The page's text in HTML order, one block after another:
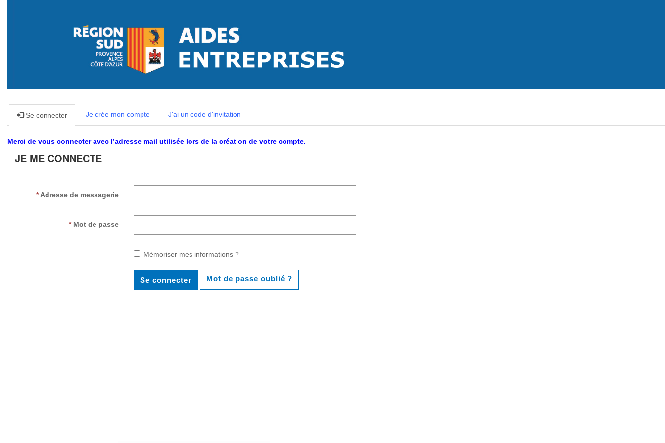
Se connecter Je crée mon compte J'ai un code d'invitation
Merci de vous connecter avec l’adresse mail utilisée lors de la création de votre compte.
JE ME CONNECTE
Adresse de messagerie
Mot de passe
Mémoriser mes informations ?
Se connecter Mot de passe oublié ?